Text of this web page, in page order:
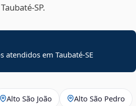
Taubaté‑SP.
atendidos emTaubaté-SE
Alto São João Alto São Pedro